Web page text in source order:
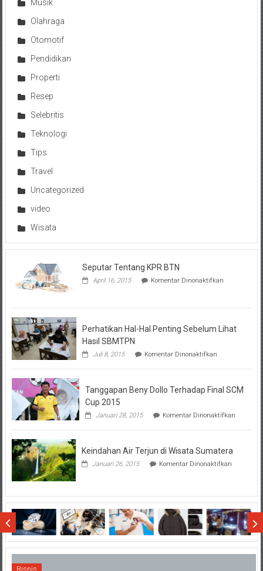
Musik
Olahraga
Otomotif
Pendidikan
Properti
Resep
Selebritis
Teknologi
Tips
Travel
Uncategorized
video
Wisata
Seputar Tentang KPR BTN
April 16, 2015 Komentar Dinonaktifkanpada
Perhatikan Hal-Hal Penting Sebelum Lihat
Hasil SBMTPN
Juli 8, 2015 Komentar Dinonaktifkanpada
Hal-
Penting
Hasil
Tanggapan Beny Dollo Terhadap Final SCM
Cup 2015
Januari 28, 2015 Komentar Dinonaktifkanpada
Beny
Keindahan Air Terjun di Wisata Sumatera
Januari 26, 2015 Komentar Dinonaktifkanpada
di
Wisata
Sumatera